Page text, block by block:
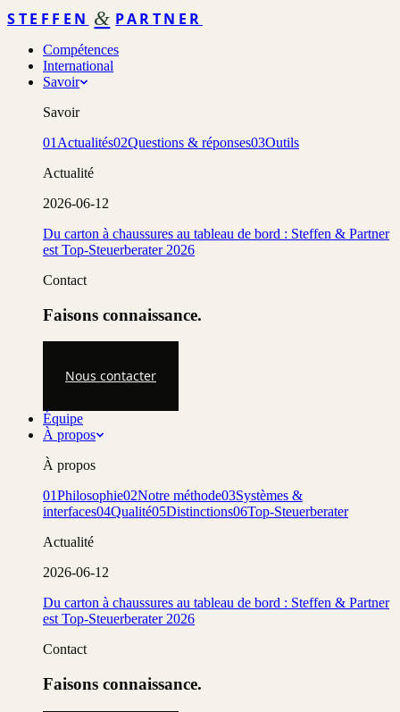
STEFFEN & PARTNER
Compétences
International
Savoir
Savoir
01 Actualités02Questions & réponses03Outils
Actualité
2026-06-12
Du carton à chaussures au tableau de bord : Steffen & Partner
est Top-Steuerberater 2026
Contact
Faisons connaissance.
Nous contacter
Équipe
À propos
À propos
01Philosophie02Notre méthode03Systèmes &
interfaces04Qualité05Distinctions06Top-Steuerberater
Actualité
2026-06-12
Du carton à chaussures au tableau de bord : Steffen & Partner
est Top-Steuerberater 2026
Contact
Faisons connaissance.